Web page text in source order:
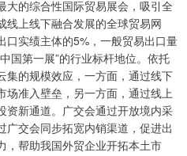
大的综合性国际贸易展会，吸引全
线上线下融合发展的全球贸易网
口实绩主体的5%，一般贸易出口量
国第一展”的行业标杆地位。依托
集的规模效应，一方面，通过线下
场准入壁垒，另一方面，通过线上
资新通道。广交会通过开放境内采
广交会同步拓宽内销渠道，促进出
，帮助我国外贸企业开拓本土市